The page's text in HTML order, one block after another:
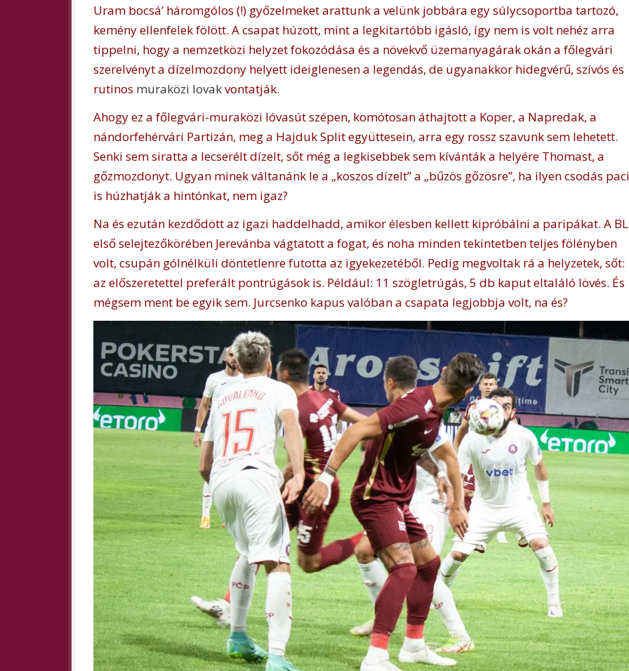
Uram bocsá’ háromgólos (!) győzelmeket arattunk a velünk jobbára egy súlycsoportba tartozó,
kemény ellenfelek fölött. A csapat húzott, mint a legkitartóbb igásló, így nem is volt nehéz arra
tippelni, hogy a nemzetközi helyzet fokozódása és a növekvő üzemanyagárak okán a főlegvári
szerelvényt a dízelmozdony helyett ideiglenesen a legendás, de ugyanakkor hidegvérű, szívós és
rutinos muraközi lovakvontatják.
Ahogy ez a főlegvári-muraközi lóvasút szépen, komótosan áthajtott a Koper, a Napredak, a
nándorfehérvári Partizán, meg a Hajduk Split együttesein, arra egy rossz szavunk sem lehetett.
Senki sem siratta a lecserélt dízelt, sőt még a legkisebbek sem kívánták a helyére Thomast, a
gőzmozdonyt. Ugyan minek váltanánk le a „koszos dízelt” a „bűzös gőzösre”, ha ilyen csodás
is húzhatják a hintónkat, nem igaz?
Na és ezután kezdődött az igazi haddelhadd, amikor élesben kellett kipróbálni a paripákat. A BL
első selejtezőkörében Jerevánba vágtatott a fogat, és noha minden tekintetben teljes fölényben
volt, csupán gólnélküli döntetlenre futotta az igyekezetéből. Pedig megvoltak rá a helyzetek, sőt:
az előszeretettel preferált pontrúgások is. Például: 11 szögletrúgás, 5 db kaput eltaláló lövés. És
mégsem ment be egyik sem. Jurcsenko kapus valóban a csapata legjobbja volt, na és?